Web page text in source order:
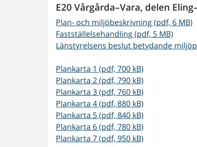
E20 Vårgårda–Vara, delen
Plan- och miljöbeskrivning (pdf, 6 MB)
Fastställelsehandling (pdf, 5 MB)
Länstyrelsens beslut betydande
Plankarta 1 (pdf, 700 kB)
Plankarta 2 (pdf, 790 kB)
Plankarta 3 (pdf, 760 kB)
Plankarta 4 (pdf, 880 kB)
Plankarta 5 (pdf, 840 kB)
Plankarta 6 (pdf, 780 kB)
Plankarta 7 (pdf, 950 kB)